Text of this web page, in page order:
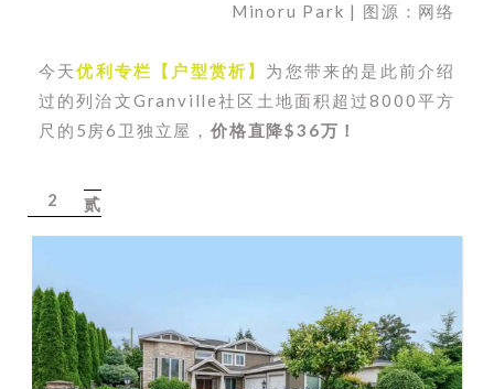
Minoru Park | 图源：网络
今天优利专栏【户型赏析】 为您带来的是此前介绍
过的列治文Granville社区土地面积超过8000平方
尺的5房6卫独立屋， 价格直降$36万！
2 贰